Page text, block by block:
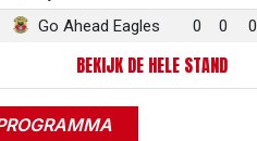
Go Ahead Eagles 0 0 0
BEKIJK DE HELE STAND